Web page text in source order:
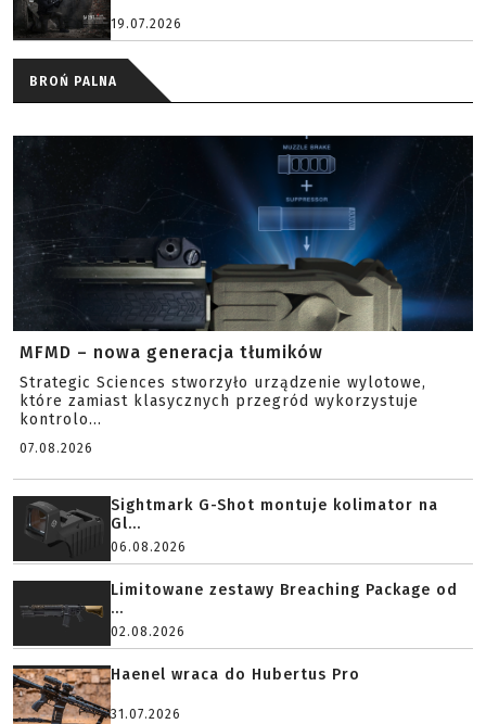
19.07.2026
BROŃ PALNA
MFMD – nowa generacja tłumików
Strategic Sciences stworzyło urządzenie wylotowe,
które zamiast klasycznych przegród wykorzystuje
kontrolo...
07.08.2026
Sightmark G-Shot montuje kolimator na
Gl...
06.08.2026
Limitowane zestawy Breaching Package od
...
02.08.2026
Haenel wraca do Hubertus Pro
31.07.2026